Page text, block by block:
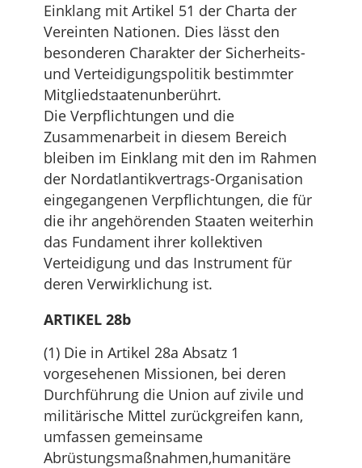
Einklang mit Artikel 51 der Charta der
Vereinten Nationen. Dies lässt den
besonderen Charakter der Sicherheits-
und Verteidigungspolitik bestimmter
Mitgliedstaatenunberührt.
Die Verpflichtungen und die
Zusammenarbeit in diesem Bereich
bleiben im Einklang mit den im Rahmen
der Nordatlantikvertrags-Organisation
eingegangenen Verpflichtungen, die für
die ihr angehörenden Staaten weiterhin
das Fundament ihrer kollektiven
Verteidigung und das Instrument für
deren Verwirklichung ist.
ARTIKEL 28b
(1) Die in Artikel 28a Absatz 1
vorgesehenen Missionen, bei deren
Durchführung die Union auf zivile und
militärische Mittel zurückgreifen kann,
umfassen gemeinsame
Abrüstungsmaßnahmen,humanitäre